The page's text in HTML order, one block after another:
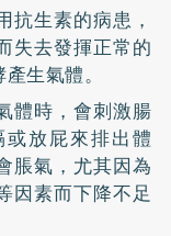
抗生素的病患，
失去發揮正常的
生氣體。
體時，會刺激腸
放屁來排出體
脹氣，尤其因為
因素而下降不足